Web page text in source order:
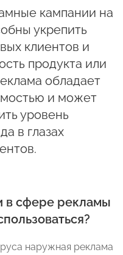
кампании на
укрепить
клиентов и
продукта или
обладает
и может
уровень
в глазах
в сфере рекламы
наружная реклама